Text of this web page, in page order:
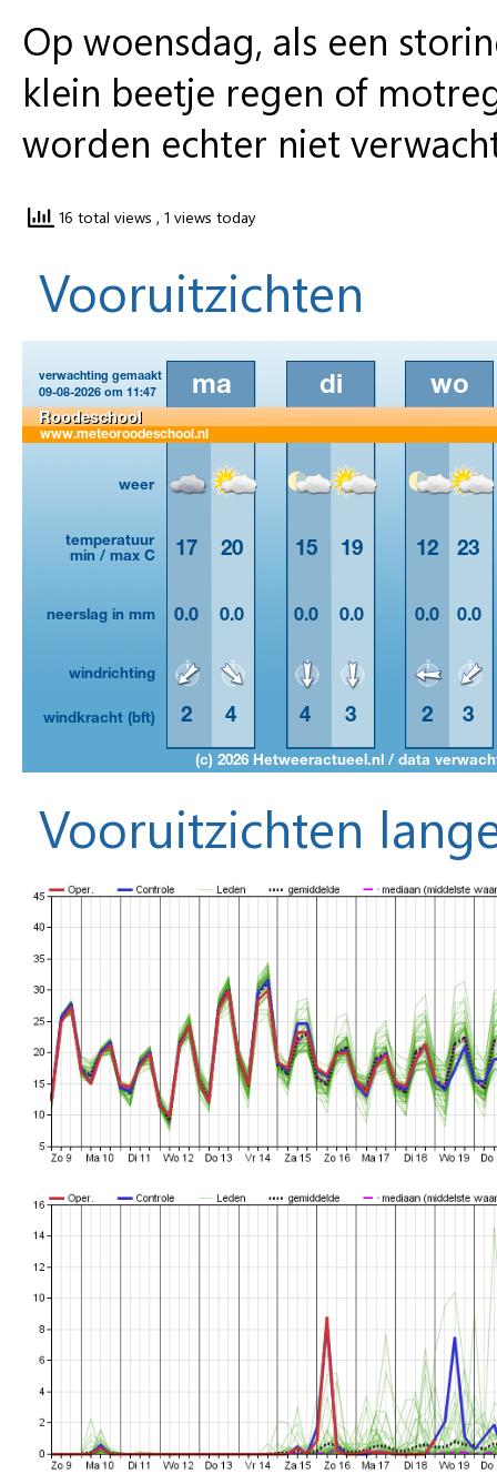
Op woensdag, als een
klein beetje regen of
worden echter niet
16 total views , 1 views today
Vooruitzichten
Vooruitzichten